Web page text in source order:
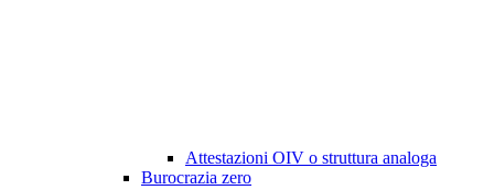
Attestazioni OIV o struttura analoga
Burocrazia zero